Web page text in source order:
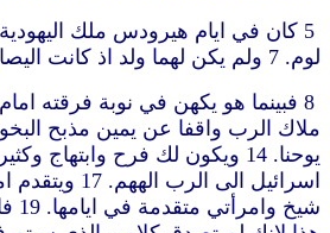
لوم. 7 ولم يكن لهما ولد اذ كانت اليصابات عاقرا وكانا كلاهما متقدمين في أيامهما